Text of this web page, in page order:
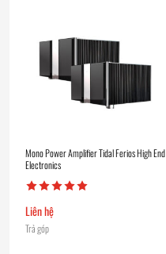
Mono Power Amplifier Tidal Ferios High End
Electronics
Liên hệ
Trả góp